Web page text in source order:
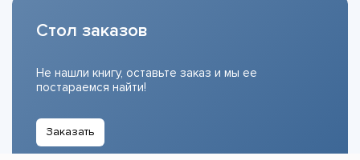
Стол заказов
Не нашли книгу, оставьте заказ и мы ее
постараемся найти!
Заказать